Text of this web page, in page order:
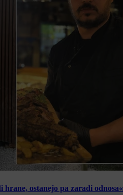
ostanejo pa zaradi odnosa«